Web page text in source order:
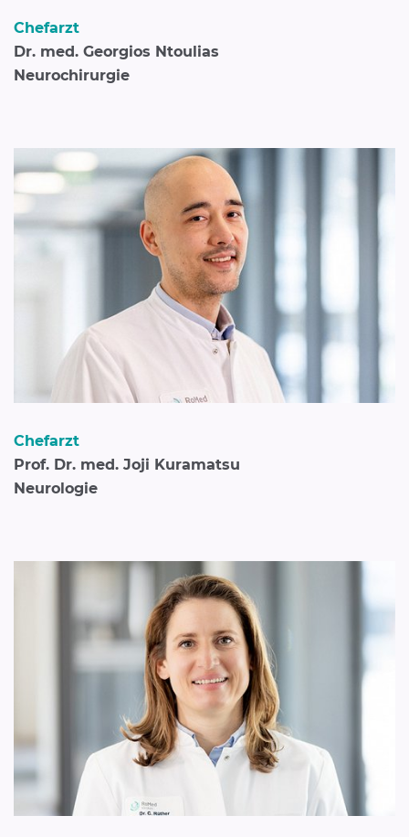
Chefarzt
Dr. med. Georgios Ntoulias
Neurochirurgie
Chefarzt
Prof. Dr. med. Joji Kuramatsu
Neurologie